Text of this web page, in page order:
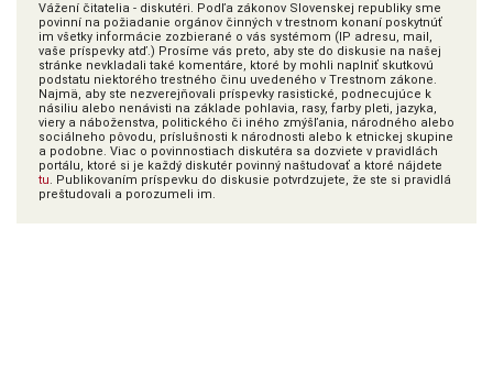
Vážení čitatelia - diskutéri. Podľa zákonov Slovenskej republiky sme
povinní na požiadanie orgánov činných v trestnom konaní poskytnúť
im všetky informácie zozbierané o vás systémom (IP adresu, mail,
vaše príspevky atď.) Prosíme vás preto, aby ste do diskusie na našej
stránke nevkladali také komentáre, ktoré by mohli naplniť skutkovú
podstatu niektorého trestného činu uvedeného v Trestnom zákone.
Najmä, aby ste nezverejňovali príspevky rasistické, podnecujúce k
násiliu alebo nenávisti na základe pohlavia, rasy, farby pleti, jazyka,
viery a náboženstva, politického či iného zmýšľania, národného alebo
sociálneho pôvodu, príslušnosti k národnosti alebo k etnickej skupine
a podobne. Viac o povinnostiach diskutéra sa dozviete v pravidlách
portálu, ktoré si je každý diskutér povinný naštudovať a ktoré nájdete
tu. Publikovaním príspevku do diskusie potvrdzujete, že ste si pravidlá
preštudovali a porozumeli im.